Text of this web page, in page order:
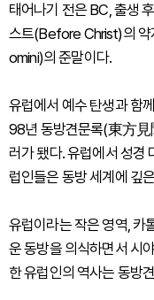
태어나기 전은 BC, 출생
스트(Before Christ)의 약
omini)의 준말이다.
유럽에서 예수 탄생과 함
98년 동방견문록(東方見
러가 됐다. 유럽에서 성경
럽인들은 동방 세계에 깊
유럽이라는 작은 영역, 카
운 동방을 의식하면서 시
한 유럽인의 역사는 동방